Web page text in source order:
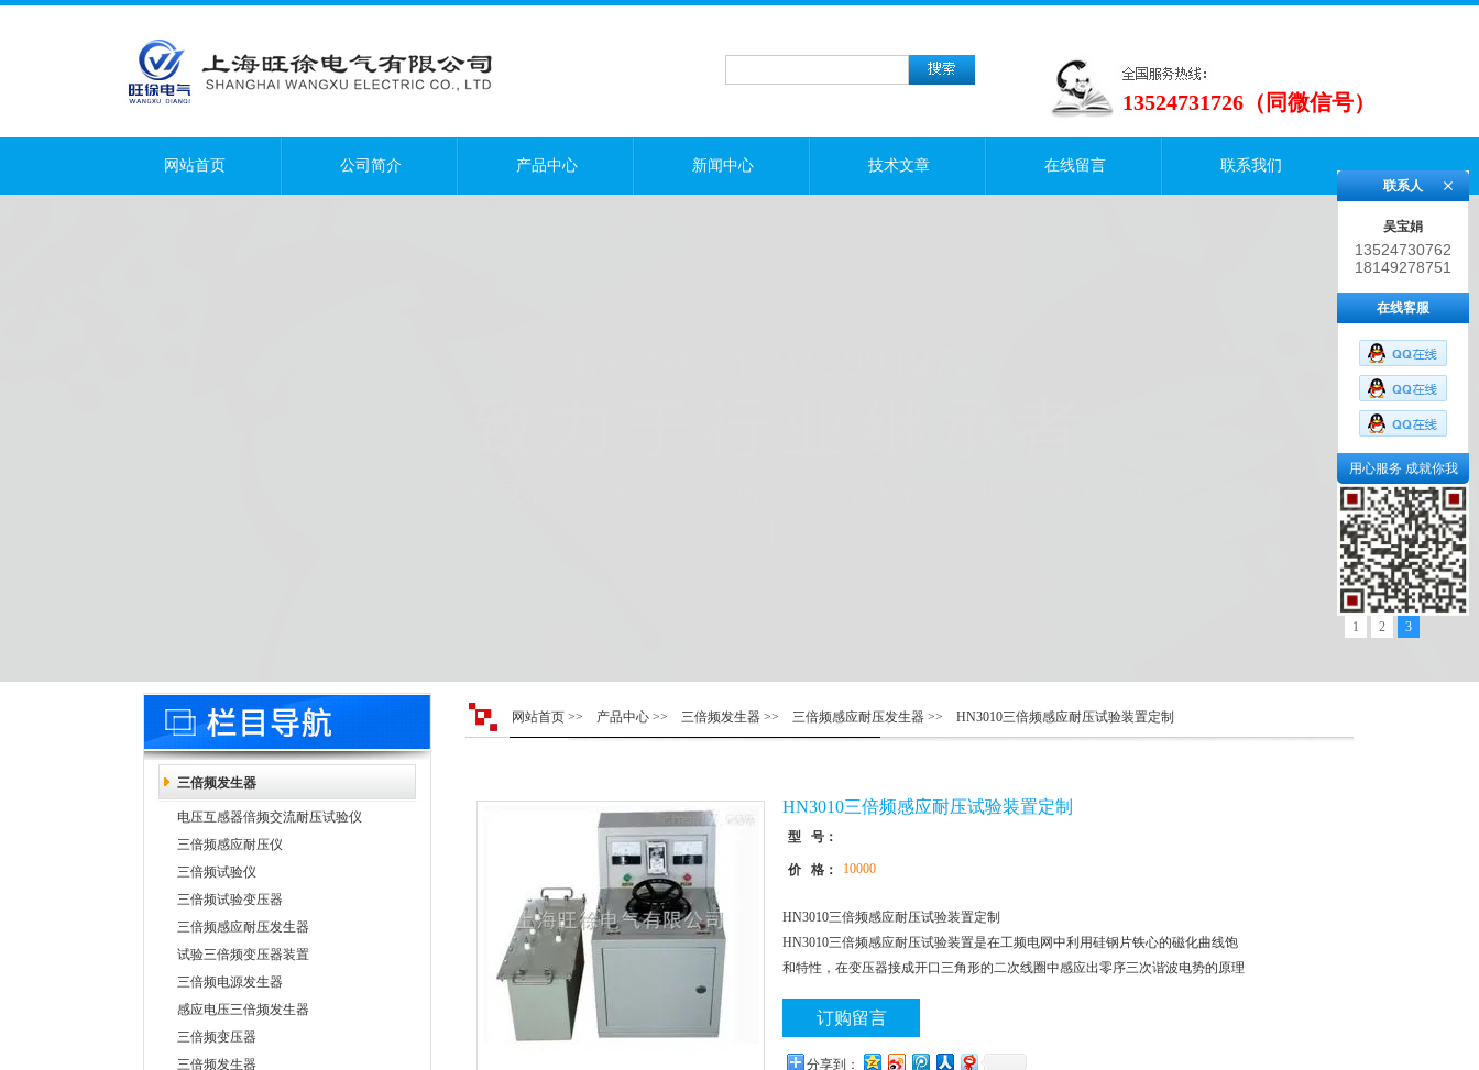
13524731726（同微信号）
网站首页 公司简介 产品中心 新闻中心 技术文章 在线留言 联系我们
1 2 3
三倍频发生器
电压互感器倍频交流耐压试验仪
三倍频感应耐压仪
三倍频试验仪
三倍频试验变压器
三倍频感应耐压发生器
试验三倍频变压器装置
三倍频电源发生器
感应电压三倍频发生器
三倍频变压器
三倍频发生器
网站首页 >> 产品中心 >> 三倍频发生器 >> 三倍频感应耐压发生器 >> HN3010三倍频感应耐压试验装置定制
HN3010三倍频感应耐压试验装置定制
型 号：
价 格： 10000
HN3010三倍频感应耐压试验装置定制
HN3010三倍频感应耐压试验装置是在工频电网中利用硅钢片铁心的磁化曲线饱
和特性，在变压器接成开口三角形的二次线圈中感应出零序三次谐波电势的原理
订购留言
分享到：
联系人
吴宝娟
13524730762
18149278751
在线客服
用心服务 成就你我